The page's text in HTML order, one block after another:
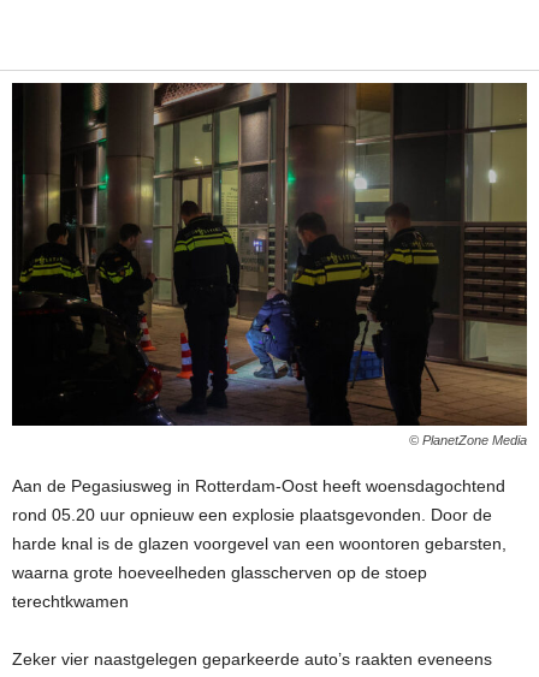
© PlanetZone Media
Aan de Pegasiusweg in Rotterdam-Oost heeft woensdagochtend
rond 05.20 uur opnieuw een explosie plaatsgevonden. Door de
harde knal is de glazen voorgevel van een woontoren gebarsten,
waarna grote hoeveelheden glasscherven op de stoep
terechtkwamen
Zeker vier naastgelegen geparkeerde auto’s raakten eveneens